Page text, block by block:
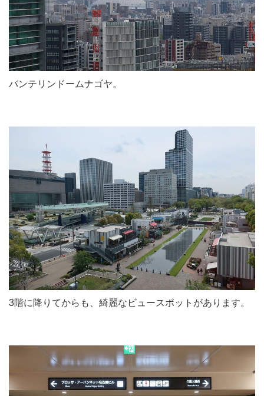
バンテリンドームナゴヤ。
3階に降りてからも、綺麗なビュースポットがあります。